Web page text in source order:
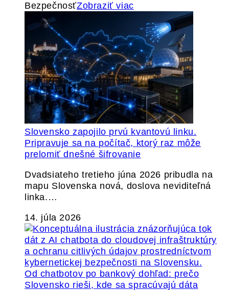
BezpečnosťZobraziť viac
Slovensko zapojilo prvú kvantovú linku.
Pripravuje sa na počítač, ktorý raz môže
prelomiť dnešné šifrovanie
Dvadsiateho tretieho júna 2026 pribudla na
mapu Slovenska nová, doslova neviditeľná
linka.…
14. júla 2026
Od chatbotov po bankový dohľad: prečo
Slovensko rieši, kde sa spracúvajú dáta